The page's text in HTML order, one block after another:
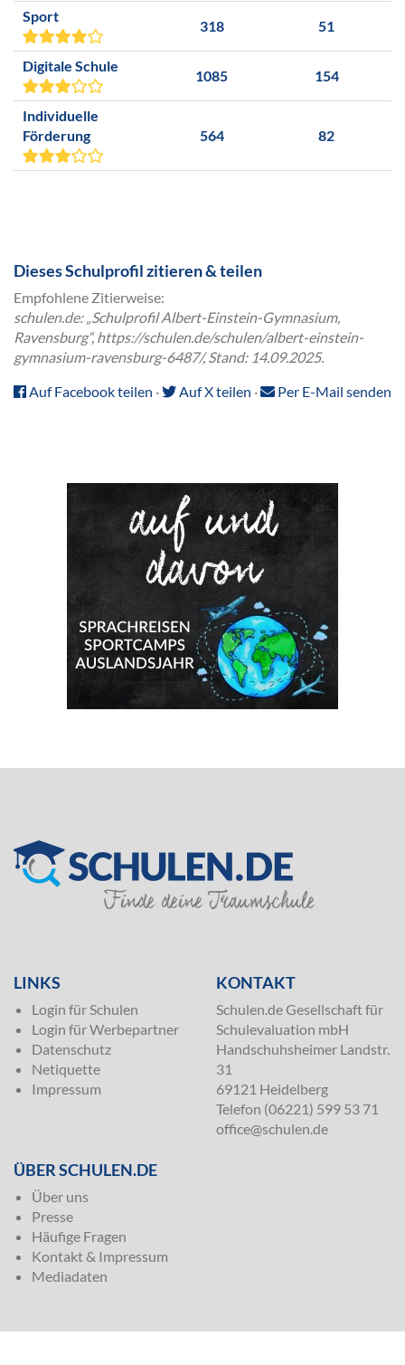
Sport
318 51
Digitale Schule
1085 154
Individuelle
Förderung
564 82
Dieses Schulprofil zitieren & teilen
Empfohlene Zitierweise:
schulen.de: „Schulprofil Albert-Einstein-Gymnasium,
Ravensburg“, https://schulen.de/schulen/albert-einstein-
gymnasium-ravensburg-6487/, Stand: 14.09.2025.
Auf Facebook teilen · Auf X teilen · Per E-Mail senden
LINKS
Login für Schulen
Login für Werbepartner
Datenschutz
Netiquette
Impressum
KONTAKT
Schulen.de Gesellschaft für
Schulevaluation mbH
Handschuhsheimer Landstr.
31
69121 Heidelberg
Telefon (06221) 599 53 71
office@schulen.de
ÜBER SCHULEN.DE
Über uns
Presse
Häufige Fragen
Kontakt & Impressum
Mediadaten